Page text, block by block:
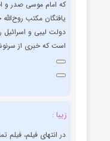
که امام موسی صدر و
یافتگان مکتب
دولت لیبی و اسرائیل
است که خبری از
زیبا :
در انتهای فیلم،